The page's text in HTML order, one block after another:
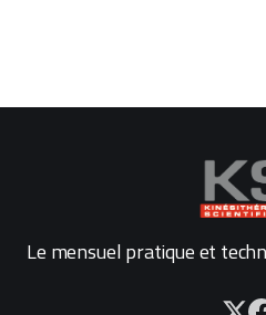
Le mensuel pratique et